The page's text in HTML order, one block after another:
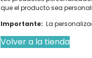
que el producto sea
Importante: La
Volver a la tienda